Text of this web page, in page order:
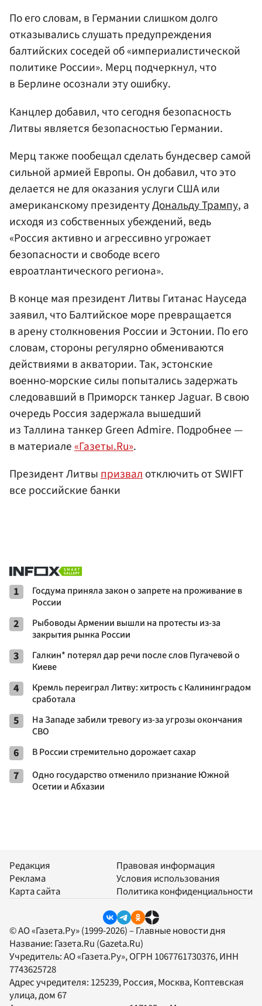
По его словам, в Германии слишком долго
отказывались слушать предупреждения
балтийских соседей об «империалистической
политике России». Мерц подчеркнул, что
в Берлине осознали эту ошибку.
Канцлер добавил, что сегодня безопасность
Литвы является безопасностью Германии.
Мерц также пообещал сделать бундесвер самой
сильной армией Европы. Он добавил, что это
делается не для оказания услуги США или
американскому президентуДональду Трампу, а
исходя из собственных убеждений, ведь
«Россия активно и агрессивно угрожает
безопасности и свободе всего
евроатлантического региона».
В конце мая президент Литвы Гитанас Науседа
заявил, что Балтийское море превращается
в арену столкновения России и Эстонии. По его
словам, стороны регулярно обмениваются
действиями в акватории. Так, эстонские
военно-морские силы попытались задержать
следовавший в Приморск танкер Jaguar. В свою
очередь Россия задержала вышедший
из Таллина танкер Green Admire. Подробнее —
в материале«Газеты.Ru».
Президент Литвыпризвалотключить от SWIFT
все российские банки
1
Госдума приняла закон о запрете на проживание в
России
2
Рыбоводы Армении вышли на протесты из-за
закрытия рынка России
3
Галкин* потерял дар речи после слов Пугачевой о
Киеве
4
Кремль переиграл Литву: хитрость с Калининградом
сработала
5
На Западе забили тревогу из-за угрозы окончания
СВО
6 В России стремительно дорожает сахар
7
Одно государство отменило признание Южной
Осетии и Абхазии
Редакция
Реклама
Карта сайта
Правовая информация
Условия использования
Политика конфиденциальности
© АО «Газета.Ру» (1999-2026) – Главные новости дня
Название: Газета.Ru (Gazeta.Ru)
Учредитель:АО «Газета.Ру», ОГРН 1067761730376, ИНН
7743625728
Адрес учредителя: 125239, Россия, Москва, Коптевская
улица, дом 67